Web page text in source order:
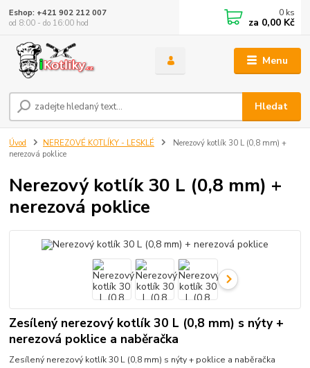
Menu
Hledat
Eshop: +421 902 212 007
od 8:00 - do 16:00 hod
0 ks
za 0,00 Kč
Úvod NEREZOVÉ KOTLÍKY - LESKLÉ
Nerezový kotlík 30 L (0,8 mm) +
nerezová poklice
Nerezový kotlík 30 L (0,8 mm) +
nerezová poklice
Zesílený nerezový kotlík 30 L (0,8 mm) s nýty +
nerezová poklice a naběračka
Zesílený nerezový kotlík 30 L (0,8 mm) s nýty + poklice a naběračka